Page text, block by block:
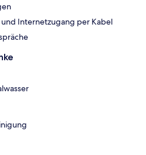
und Internetzugang per Kabel